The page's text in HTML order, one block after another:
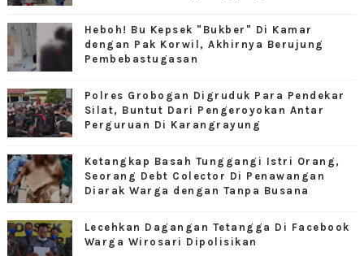
Heboh! Bu Kepsek "Bukber" Di Kamar
dengan Pak Korwil, Akhirnya Berujung
Pembebastugasan
Polres Grobogan Digruduk Para Pendekar
Silat, Buntut Dari Pengeroyokan Antar
Perguruan Di Karangrayung
Ketangkap Basah Tunggangi Istri Orang,
Seorang Debt Colector Di Penawangan
Diarak Warga dengan Tanpa Busana
Lecehkan Dagangan Tetangga Di Facebook
Warga Wirosari Dipolisikan